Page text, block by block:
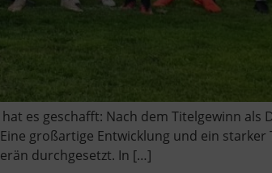
es geschafft: Nach dem Titelgewinn als
großartige Entwicklung und ein starker
durchgesetzt. In […]